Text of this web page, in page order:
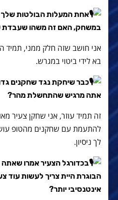
אחת המעלות הבולטות
במשחק, האם זה משהו שעבדת
אני חושב שזה חלק ממני, תמיד
בא לידי ביטוי במגרש.
כבר שיחקת נגד שחקנים
אתה מרגיש שהתחשלת מהר?
זה תמיד עוזר, אני שחקן צעיר
להתעמת עם שחקנים מהטופ
לך ניסיון.
בכדורגל הצעיר אמרו
הבוגרת היית צריך לעשות עוד
אינטנסיבי יותר?